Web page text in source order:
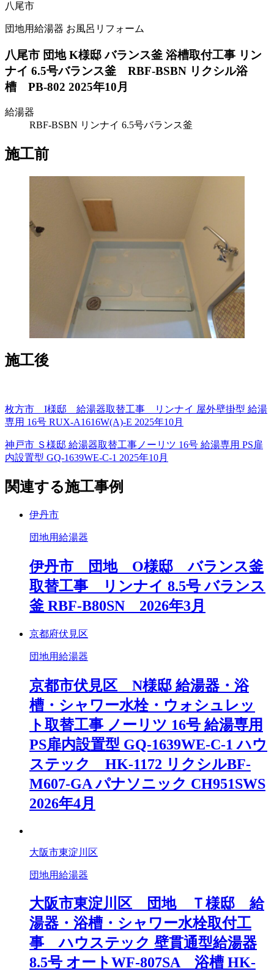
八尾市
団地用給湯器 お風呂リフォーム
八尾市 団地 K様邸 バランス釜 浴槽取付工事 リン
ナイ 6.5号バランス釜 RBF-BSBN リクシル浴
槽 PB-802 2025年10月
給湯器
RBF-BSBN リンナイ 6.5号バランス釜
施工前
施工後
枚方市 I様邸 給湯器取替工事 リンナイ 屋外壁掛型 給湯
専用 16号 RUX-A1616W(A)-E 2025年10月
神戸市 Ｓ様邸 給湯器取替工事ノーリツ 16号 給湯専用 PS扉
内設置型 GQ-1639WE-C-1 2025年10月
関連する施工事例
伊丹市
団地用給湯器
伊丹市 団地 O様邸 バランス釜
取替工事 リンナイ 8.5号 バランス
釜 RBF-B80SN 2026年3月
京都府伏見区
団地用給湯器
京都市伏見区 N様邸 給湯器・浴
槽・シャワー水栓・ウォシュレッ
ト取替工事 ノーリツ 16号 給湯専用
PS扉内設置型 GQ-1639WE-C-1 ハウ
ステック HK-1172 リクシルBF-
M607-GA パナソニック CH951SWS
2026年4月
大阪市東淀川区
団地用給湯器
大阪市東淀川区 団地 Ｔ様邸 給
湯器・浴槽・シャワー水栓取付工
事 ハウステック 壁貫通型給湯器
8.5号 オートWF-807SA 浴槽 HK-